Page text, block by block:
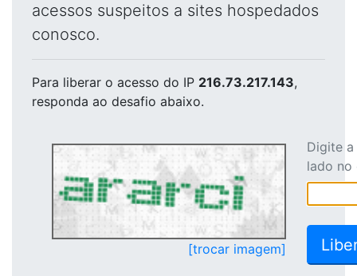
acessos suspeitos a sites hospedados
conosco.
Para liberar o acesso do IP 216.73.217.143,
responda ao desafio abaixo.
[trocar imagem]
Digite
lado no